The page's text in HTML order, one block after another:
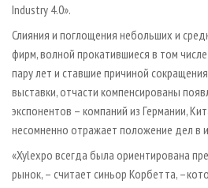
Industry 4.0».
Слияния и поглощения небольших и
фирм, волной прокатившиеся в том
пару лет и ставшие причиной
выставки, отчасти компенсированы
экспонентов – компаний из Германии,
несомненно отражает положение дел в
«Xylexpo всегда была ориентирована
рынок, – считает синьор Корбетта,